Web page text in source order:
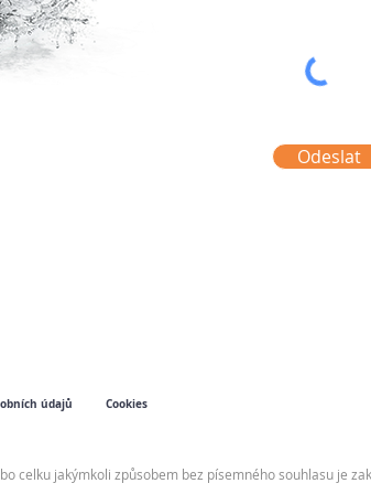
Odeslat
údajů Cookies
celku jakýmkoli způsobem bez písemného souhlasu je